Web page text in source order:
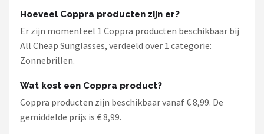
Hoeveel Coppra producten zijn er?
Er zijn momenteel 1 Coppra producten beschikbaar bij
All Cheap Sunglasses, verdeeld over 1 categorie:
Zonnebrillen.
Wat kost een Coppra product?
Coppra producten zijn beschikbaar vanaf € 8,99. De
gemiddelde prijs is € 8,99.